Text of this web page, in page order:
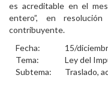
es acreditable en el
entero”, en
contribuyente.
Fecha:
15/
Tema:
Ley del
Subtema:
Traslado,